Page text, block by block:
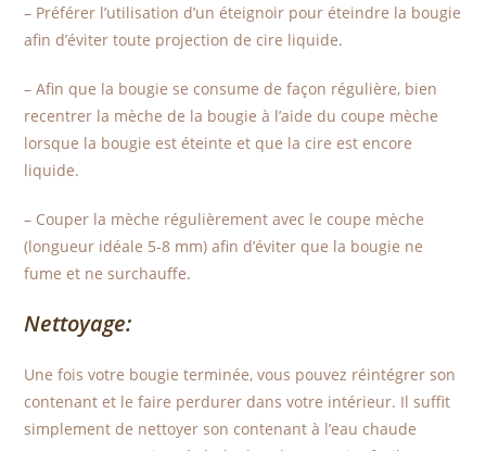
– Préférer l’utilisation d’un éteignoir pour éteindre la bougie
afin d’éviter toute projection de cire liquide.
– Afin que la bougie se consume de façon régulière, bien
recentrer la mèche de la bougie à l’aide du coupe mèche
lorsque la bougie est éteinte et que la cire est encore
liquide.
– Couper la mèche régulièrement avec le coupe mèche
(longueur idéale 5-8 mm) afin d’éviter que la bougie ne
fume et ne surchauffe.
Nettoyage:
Une fois votre bougie terminée, vous pouvez réintégrer son
contenant et le faire perdurer dans votre intérieur. Il suffit
simplement de nettoyer son contenant à l’eau chaude